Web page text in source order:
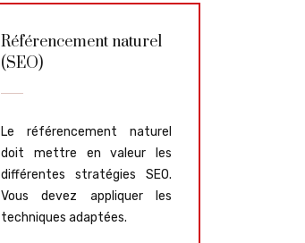
Référencement naturel
(SEO)
Le référencement naturel
doit mettre en valeur les
différentes stratégies SEO.
Vous devez appliquer les
techniques adaptées.